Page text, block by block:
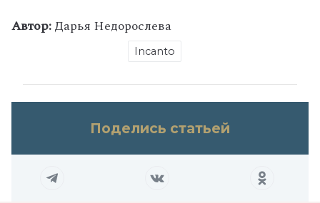
Автор:Дарья Недорослева
Incanto
Поделись статьей